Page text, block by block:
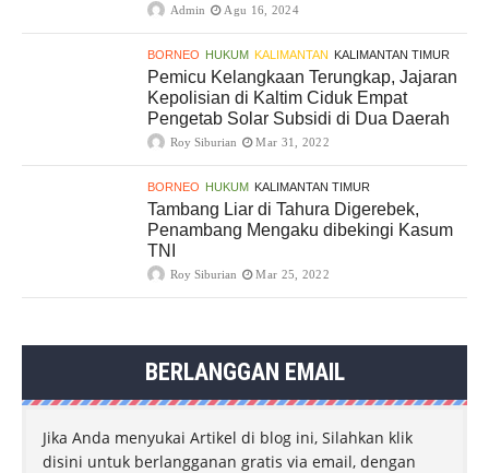
Admin Agu 16, 2024
BORNEO HUKUM KALIMANTAN KALIMANTAN TIMUR
Pemicu Kelangkaan Terungkap, Jajaran
Kepolisian di Kaltim Ciduk Empat
Pengetab Solar Subsidi di Dua Daerah
Roy Siburian Mar 31, 2022
BORNEO HUKUM KALIMANTAN TIMUR
Tambang Liar di Tahura Digerebek,
Penambang Mengaku dibekingi Kasum
TNI
Roy Siburian Mar 25, 2022
BERLANGGAN EMAIL
Jika Anda menyukai Artikel di blog ini, Silahkan klik
disini untuk berlangganan gratis via email, dengan